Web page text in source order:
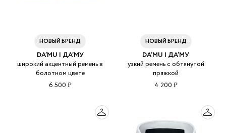
НОВЫЙ БРЕНД
DA’MU | ДА’МУ
широкий акцентный ремень в
болотном цвете
6 500 ₽
НОВЫЙ БРЕНД
DA’MU | ДА’МУ
узкий ремень с обтянутой
пряжкой
4 200 ₽